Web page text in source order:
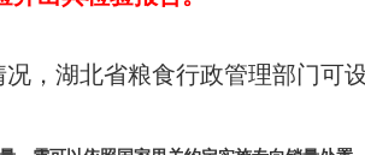
，湖北省粮食行政管理部门可